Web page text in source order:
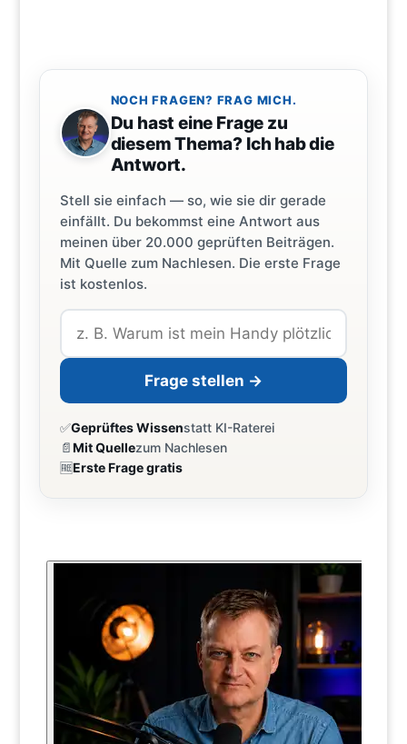
NOCH FRAGEN? FRAG MICH.
Du hast eine Frage zu
diesem Thema? Ich hab die
Antwort.
Stell sie einfach — so, wie sie dir gerade
einfällt. Du bekommst eine Antwort aus
meinen über 20.000 geprüften Beiträgen.
Mit Quelle zum Nachlesen. Die erste Frage
ist kostenlos.
Frage stellen →
✅Geprüftes Wissenstatt KI-Raterei
📄Mit Quellezum Nachlesen
🆓Erste Frage gratis